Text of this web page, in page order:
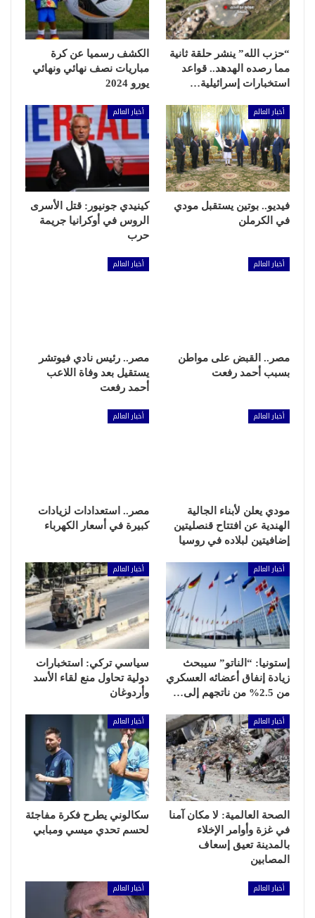
“حزب الله” ينشر حلقة ثانية
مما رصده الهدهد.. قواعد
استخبارات إسرائيلية…
الكشف رسميا عن كرة
مباريات نصف نهائي ونهائي
يورو 2024
أخبار العالم
فيديو.. بوتين يستقبل مودي
في الكرملن
أخبار العالم
كينيدي جونيور: قتل الأسرى
الروس في أوكرانيا جريمة
حرب
أخبار العالم
مصر.. القبض على مواطن
بسبب أحمد رفعت
أخبار العالم
مصر.. رئيس نادي فيوتشر
يستقيل بعد وفاة اللاعب
أحمد رفعت
أخبار العالم
مودي يعلن لأبناء الجالية
الهندية عن افتتاح قنصليتين
إضافيتين لبلاده في روسيا
أخبار العالم
مصر.. استعدادات لزيادات
كبيرة في أسعار الكهرباء
أخبار العالم
إستونيا: “الناتو” سيبحث
زيادة إنفاق أعضائه العسكري
من 2.5% من ناتجهم إلى…
أخبار العالم
سياسي تركي: استخبارات
دولية تحاول منع لقاء الأسد
وأردوغان
أخبار العالم
الصحة العالمية: لا مكان آمنا
في غزة وأوامر الإخلاء
بالمدينة تعيق إسعاف
المصابين
أخبار العالم
سكالوني يطرح فكرة مفاجئة
لحسم تحدي ميسي ومبابي
أخبار العالم أخبار العالم